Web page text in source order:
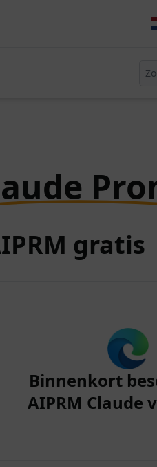
gratis
Binnenkort
AIPRM Claude